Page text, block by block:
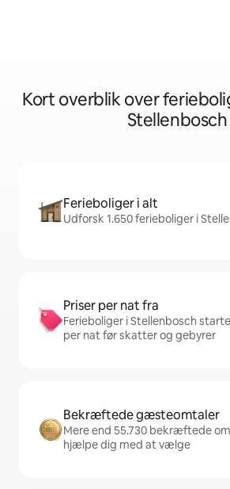
Kort overblik over
Stellenbosch
Ferieboliger i alt
Udforsk 1.650 ferieboliger i
Priser per nat fra
Ferieboliger i Stellenbosch
per nat før skatter og gebyrer
Bekræftede gæsteomtaler
Mere end 55.730 bekræftede
hjælpe dig med at vælge